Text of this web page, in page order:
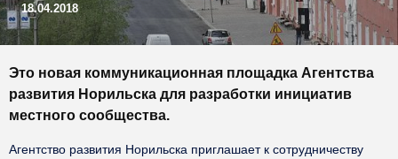
18.04.2018
Это новая коммуникационная площадка Агентства
развития Норильска для разработки инициатив
местного сообщества.
Агентство развития Норильска приглашает к сотрудничеству